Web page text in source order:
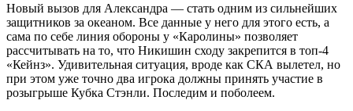
Новый вызов для Александра — стать одним из сильнейших
защитников за океаном. Все данные у него для этого есть, а
сама по себе линия обороны у «Каролины» позволяет
рассчитывать на то, что Никишин сходу закрепится в топ-4
«Кейнз». Удивительная ситуация, вроде как СКА вылетел, но
при этом уже точно два игрока должны принять участие в
розыгрыше Кубка Стэнли. Последим и поболеем.